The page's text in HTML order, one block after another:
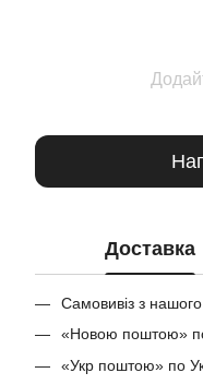
Доставка
Самовивіз з
«Новою поштою» по
«Укр поштою» по